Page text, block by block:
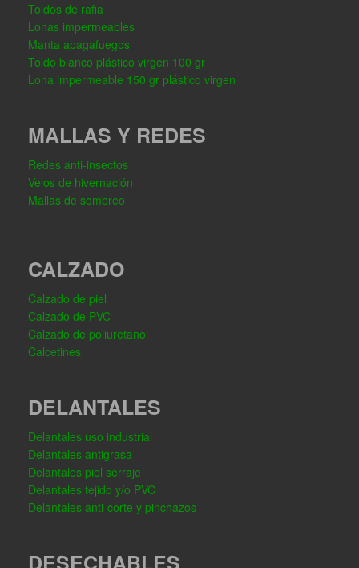
Toldos de rafia
Lonas impermeables
Manta apagafuegos
Toldo blanco plástico virgen 100 gr
Lona impermeable 150 gr plástico virgen
MALLAS Y REDES
Redes anti-insectos
Velos de hivernación
Mallas de sombreo
CALZADO
Calzado de piel
Calzado de PVC
Calzado de poliuretano
Calcetines
DELANTALES
Delantales uso industrial
Delantales antigrasa
Delantales piel serraje
Delantales tejido y/o PVC
Delantales anti-corte y pinchazos